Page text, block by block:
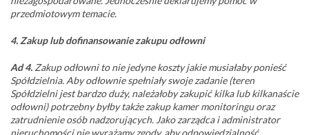
przedmiotowym temacie.
4. Zakup lub dofinansowanie zakupu odłowni
Ad 4. Zakup odłowni to nie jedyne koszty jakie musiałaby ponieść
Spółdzielnia. Aby odłownie spełniały swoje zadanie (teren
Spółdzielni jest bardzo duży, należałoby zakupić kilka lub kilkanaście
odłowni) potrzebny byłby także zakup kamer monitoringu oraz
zatrudnienie osób nadzorujących. Jako zarządca i administrator
nieruchomości nie wyrażamy zgody, aby odpowiedzialność